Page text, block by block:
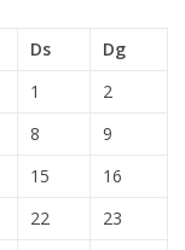
Ds
Dg
1
2
8
9
15
16
22
23